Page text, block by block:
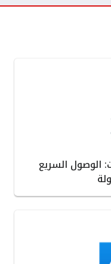
الوصول السريع